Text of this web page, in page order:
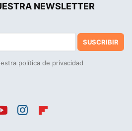
NEWSLETTER
SUSCRIBIR
política de privacidad